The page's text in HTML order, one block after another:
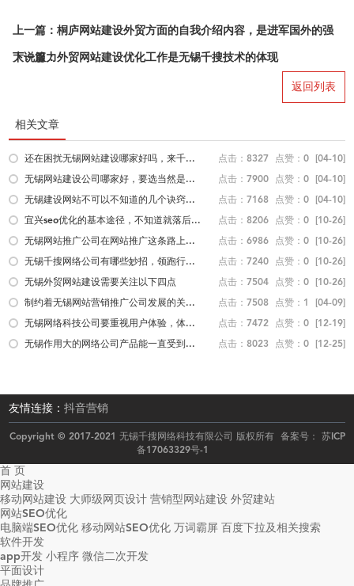
上一篇：桐庐网站建设外贸方面的自我介绍内容，是进军国外的强
大说服力
下一篇：外贸网站建设优化工作是无锡千搜技术的体现
返回列表
相关文章
[04-10]
点赞：0
点击：8327
还在困扰无锡网站建设哪家好吗，来千...
[04-10]
点赞：0
点击：7900
无锡网站建设公司哪家好，要选当然是...
[04-10]
点赞：0
点击：7168
无锡建设网站不可以不知道的几个诀窍...
[10-26]
点赞：0
点击：8206
宜兴seo优化的基本途径，不知道就落后...
[10-26]
点赞：0
点击：6986
无锡网站推广公司在网站推广这条路上...
[10-26]
点赞：0
点击：7240
无锡千搜网络公司有哪些妙招，领跑行...
[10-26]
点赞：0
点击：7504
无锡外贸网站建设需要关注以下四点
[04-09]
点赞：1
点击：7508
制约着无锡网站营销推广公司发展的关...
[12-19]
点赞：0
点击：7472
无锡网络科技公司要重视用户体验，体...
[12-25]
点赞：0
点击：8023
无锡作用大的网络公司产品能一直受到...
友情连接：抖音营销
Copyright © 2017-2021 无锡千搜网络科技有限公司 版权所有 备案号： 苏ICP
备17063329号-1
首 页
网站建设
移动网站建设 大师级网页设计 营销型网站建设 外贸建站
网站SEO优化
电脑端SEO优化 移动网站SEO优化 万词霸屏 百度下拉及相关搜索
软件开发
app开发 小程序 微信二次开发
平面设计